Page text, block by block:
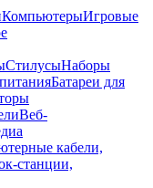
КомпьютерыИгровые
СтилусыНаборы
Батареи для
Веб-
кабели,
станции,